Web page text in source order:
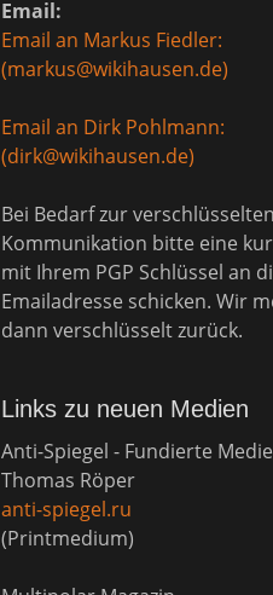
Email:
Email an Markus Fiedler:
(markus@wikihausen.de)
Email an Dirk Pohlmann:
(dirk@wikihausen.de)
Bei Bedarf zur verschlüsselten
Kommunikation bitte eine
mit Ihrem PGP Schlüssel an
Emailadresse schicken. Wir
dann verschlüsselt zurück.
Links zu neuen Medien
Anti-Spiegel - Fundierte
Thomas Röper
anti-spiegel.ru
(Printmedium)